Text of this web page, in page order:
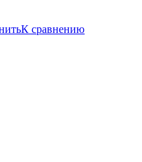
К сравнению